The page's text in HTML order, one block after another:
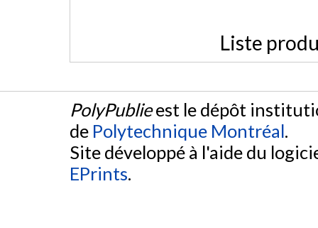
Liste
PolyPublieest le dépôt
de Polytechnique Montréal.
Site développé à l'aide du
EPrints.